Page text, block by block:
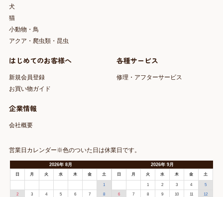
犬
猫
小動物・鳥
アクア・爬虫類・昆虫
はじめてのお客様へ
新規会員登録
お買い物ガイド
各種サービス
修理・アフターサービス
企業情報
会社概要
営業日カレンダー※色のついた日は休業日です。
2026年 8月
日 月 火 水 木 金 土
1
2 3 4 5 6 7 8
2026年9月
日 月 火 水 木 金 土
1 2 3 4 5
6 7 8 9 10 11 12